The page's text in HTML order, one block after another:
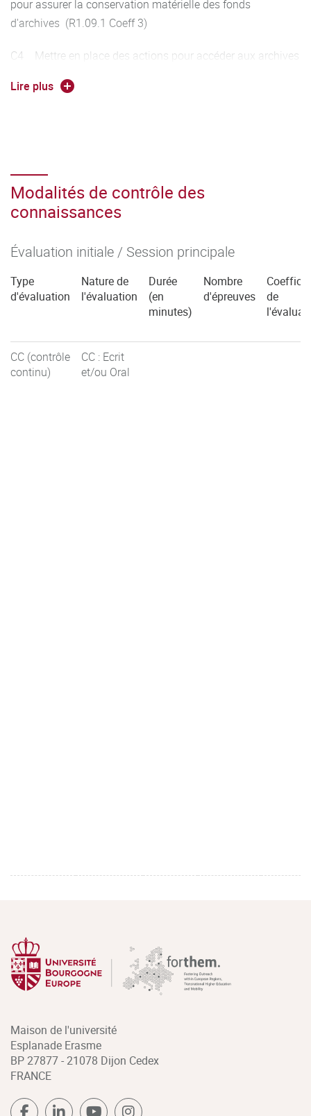
pour assurer la conservation matérielle des fonds
d'archives (R1.09.1 Coeff 3)
C4 Mettre en place des actions pour accéder aux archives
Lire plus
Modalités de contrôle des
connaissances
Évaluation initiale / Session principale
Type
d'évaluation
Nature de
l'évaluation
Durée
(en
minutes)
Nombre
d'épreuves
de
CC (contrôle
continu)
CC : Ecrit
et/ou Oral
Maison de l'université
Esplanade Erasme
BP 27877 - 21078 Dijon Cedex
FRANCE